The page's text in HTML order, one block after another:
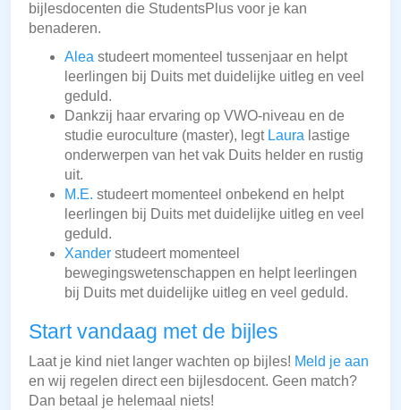
bijlesdocenten die StudentsPlus voor je kan
benaderen.
Alea studeert momenteel tussenjaar en helpt
leerlingen bij Duits met duidelijke uitleg en veel
geduld.
Dankzij haar ervaring op VWO-niveau en de
studie euroculture (master), legt Laura lastige
onderwerpen van het vak Duits helder en rustig
uit.
M.E. studeert momenteel onbekend en helpt
leerlingen bij Duits met duidelijke uitleg en veel
geduld.
Xander studeert momenteel
bewegingswetenschappen en helpt leerlingen
bij Duits met duidelijke uitleg en veel geduld.
Start vandaag met de bijles
Laat je kind niet langer wachten op bijles! Meld je aan
en wij regelen direct een bijlesdocent. Geen match?
Dan betaal je helemaal niets!